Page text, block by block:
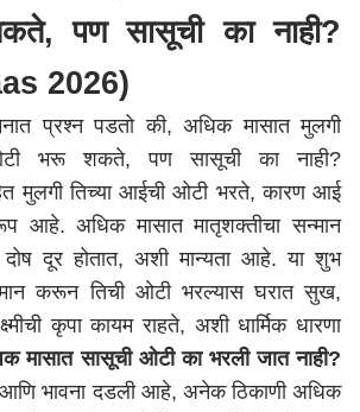
पण सासूची का नाही?
2026)
प्रश्न पडतो की, अधिक मासात मुलगी
भरू शकते, पण सासूची का नाही?
मुलगी तिच्या आईची ओटी भरते, कारण आई
रूप आहे. अधिक मासात मातृशक्तीचा सन्मान
दोष दूर होतात, अशी मान्यता आहे. या शुभ
करून तिची ओटी भरल्यास घरात सुख,
कृपा कायम राहते, अशी धार्मिक धारणा
मासात सासूची ओटी का भरली जात नाही?
आणि भावना दडली आहे, अनेक ठिकाणी अधिक